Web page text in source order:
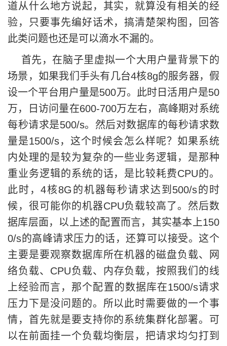
道从什么地方说起，其实，就算没有相关的经
验，只要事先编好话术，搞清楚架构图，回答
此类问题也还是可以滴水不漏的。
首先，在脑子里虚拟一个大用户量背景下的
场景，如果我们手头有几台4核8g的服务器，假
设一个平台用户量是500万。此时日活用户是50
万，日访问量在600-700万左右，高峰期对系统
每秒请求是500/s。然后对数据库的每秒请求数
量是1500/s，这个时候会怎么样呢？如果系统
内处理的是较为复杂的一些业务逻辑，是那种
重业务逻辑的系统的话，是比较耗费CPU的。
此时，4核8G的机器每秒请求达到500/s的时
候，很可能你的机器CPU负载较高了。然后数
据库层面，以上述的配置而言，其实基本上150
0/s的高峰请求压力的话，还算可以接受。这个
主要是要观察数据库所在机器的磁盘负载、网
络负载、CPU负载、内存负载，按照我们的线
上经验而言，那个配置的数据库在1500/s请求
压力下是没问题的。所以此时需要做的一个事
情，首先就是要支持你的系统集群化部署。可
以在前面挂一个负载均衡层，把请求均匀打到